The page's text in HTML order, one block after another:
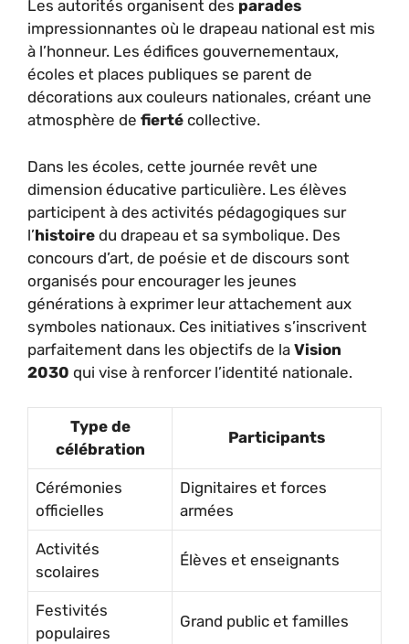
Les autorités organisent des parades
impressionnantes où le drapeau national est mis
à l’honneur. Les édifices gouvernementaux,
écoles et places publiques se parent de
décorations aux couleurs nationales, créant une
atmosphère de fierté collective.
Dans les écoles, cette journée revêt une
dimension éducative particulière. Les élèves
participent à des activités pédagogiques sur
l’histoire du drapeau et sa symbolique. Des
concours d’art, de poésie et de discours sont
organisés pour encourager les jeunes
générations à exprimer leur attachement aux
symboles nationaux. Ces initiatives s’inscrivent
parfaitement dans les objectifs de la Vision
2030 qui vise à renforcer l’identité nationale.
Type de
célébration
Participants
Cérémonies
officielles
Dignitaires et forces
armées
Activités
scolaires
Élèves et enseignants
Festivités
populaires
Grand public et familles